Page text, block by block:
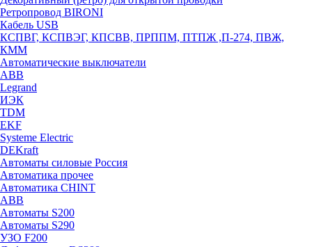
Ретропровод BIRONI
Кабель USB
КСПВГ, КСПВЭГ, КПСВВ, ПРППМ, ПТПЖ ,П-274, ПВЖ,
КММ
Автоматические выключатели
ABB
Legrand
ИЭК
TDM
EKF
Systeme Electric
DEKraft
Автоматы силовые Россия
Автоматика прочее
Автоматика CHINT
ABB
Автоматы S200
Автоматы S290
УЗО F200